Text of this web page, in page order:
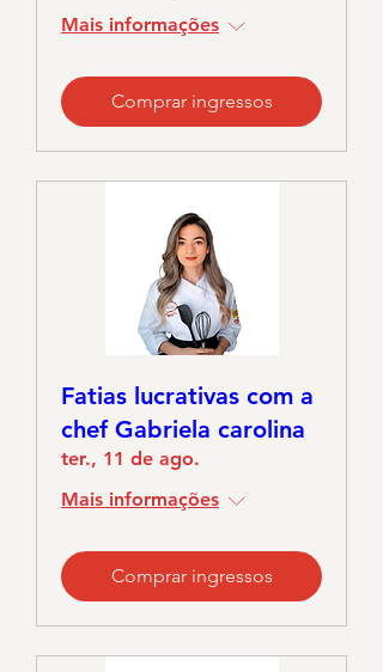
Mais informações
Comprar ingressos
Fatias lucrativas com a
chef Gabriela carolina
ter., 11 de ago.
Mais informações
Comprar ingressos